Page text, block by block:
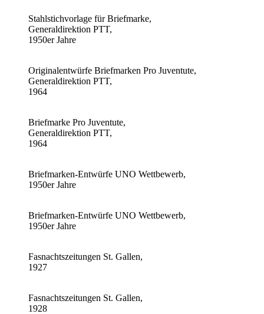
Stahlstichvorlage für Briefmarke,
Generaldirektion PTT,
1950er Jahre
Originalentwürfe Briefmarken Pro Juventute,
Generaldirektion PTT,
1964
Briefmarke Pro Juventute,
Generaldirektion PTT,
1964
Briefmarken-Entwürfe UNO Wettbewerb,
1950er Jahre
Briefmarken-Entwürfe UNO Wettbewerb,
1950er Jahre
Fasnachtszeitungen St. Gallen,
1927
Fasnachtszeitungen St. Gallen,
1928